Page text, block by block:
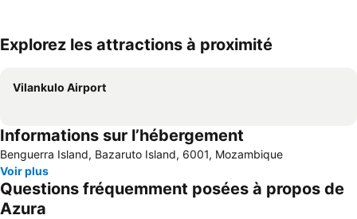
Explorez les attractions à proximité
Vilankulo Airport
Informations sur l’hébergement
Benguerra Island, Bazaruto Island, 6001, Mozambique
Voir plus
Questions fréquemment posées à propos de
Azura